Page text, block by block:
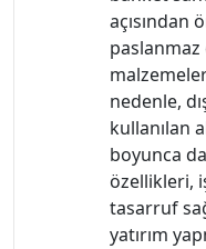
açısından
nedenle,
kullanılan
boyunca
özellikleri,
tasarruf
yatırım